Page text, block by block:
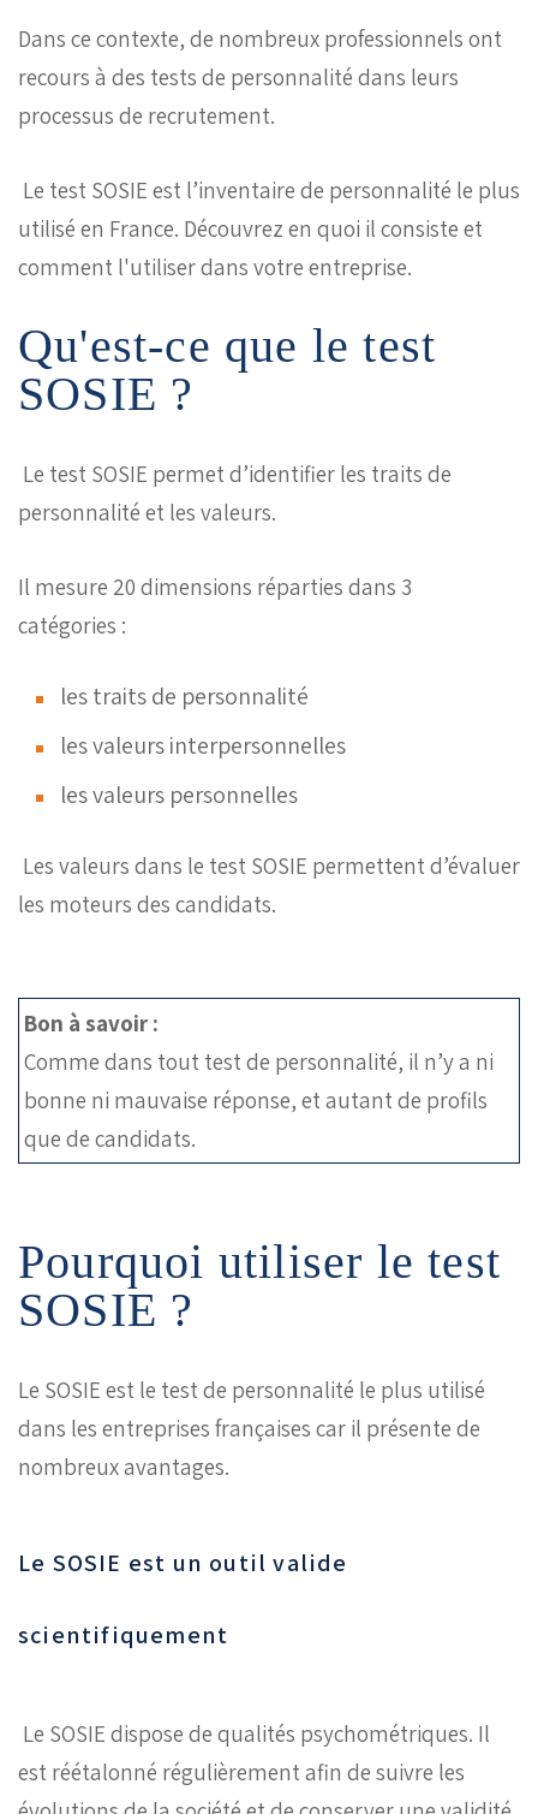
Dans ce contexte, de nombreux professionnels ont
recours à des tests de personnalité dans leurs
processus de recrutement.
Le test SOSIE est l’inventaire de personnalité le plus
utilisé en France. Découvrez en quoi il consiste et
comment l'utiliser dans votre entreprise.
Qu'est-ce que le test
SOSIE ?
Le test SOSIE permet d’identifier les traits de
personnalité et les valeurs.
Il mesure 20 dimensions réparties dans 3
catégories :
les traits de personnalité
les valeurs interpersonnelles
les valeurs personnelles
Les valeurs dans le test SOSIE permettent d’évaluer
les moteurs des candidats.
Bon à savoir :
Comme dans tout test de personnalité, il n’y a ni
bonne ni mauvaise réponse, et autant de profils
que de candidats.
Pourquoi utiliser le test
SOSIE ?
Le SOSIE est le test de personnalité le plus utilisé
dans les entreprises françaises car il présente de
nombreux avantages.
Le SOSIE est un outil valide
scientifiquement
Le SOSIE dispose de qualités psychométriques. Il
est réétalonné régulièrement afin de suivre les